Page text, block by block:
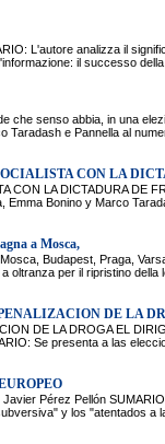
L'autore analizza il
il successo
che senso abbia, in una
Taradash e Pannella al
CON LA
CON LA DICTADURA DE
Bonino y Marco
a Mosca,
Budapest, Praga,
oltranza per il ripristino della
DE LA
DE LA DROGA EL
Se presenta a las
Pérez Pellón
y los "atentados a